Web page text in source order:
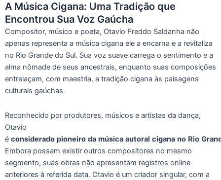
A Música Cigana: Uma Tradição que
Encontrou Sua Voz Gaúcha
Compositor, músico e poeta, Otavio Freddo Saldanha não
apenas representa a música cigana ele a encarna e a revitaliza
no Rio Grande do Sul. Sua voz suave carrega o sentimento e a
alma nômade de seus ancestrais, enquanto suas composições
entrelaçam, com maestria, a tradição cigana às paisagens
culturais gaúchas.
Reconhecido por produtores, músicos e artistas da dança,
Otavio
é considerado pioneiro da música autoral cigana no Rio
Embora possam existir outros compositores no mesmo
segmento, suas obras não apresentam registros online
anteriores à referida data. Otavio é um criador singular, com a